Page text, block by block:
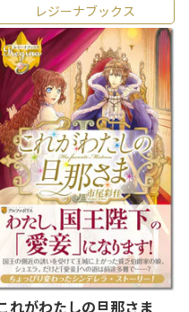
レジーナブックス
れがわたしの旦那さま